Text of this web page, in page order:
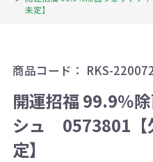
未定】
商品コード： RKS-
開運招福 99.9％
シュ 0573801【
定】